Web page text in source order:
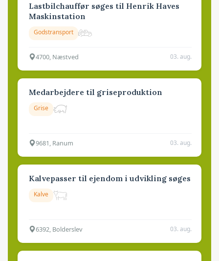
Lastbilchauffør søges til Henrik Haves
Maskinstation
Godstransport
4700, Næstved 03. aug.
Medarbejdere til griseproduktion
Grise
9681, Ranum 03. aug.
Kalvepasser til ejendom i udvikling søges
Kalve
6392, Bolderslev 03. aug.